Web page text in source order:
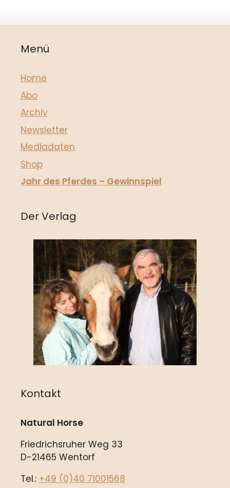
Menü
Home
Abo
Archiv
Newsletter
Mediadaten
Shop
Jahr des Pferdes – Gewinnspiel
Der Verlag
Kontakt
Natural Horse
Friedrichsruher Weg 33
D-21465 Wentorf
Tel.: +49 (0)40 71001568